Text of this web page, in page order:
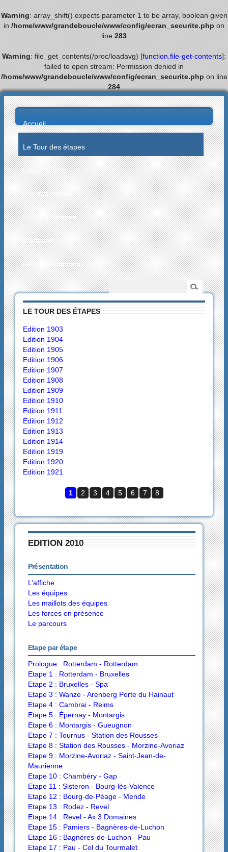
Warning: array_shift() expects parameter 1 to be array, boolean given
in /home/www/grandeboucle/www/config/ecran_securite.php on
line 283
Warning: file_get_contents(/proc/loadavg) [function.file-get-contents]:
failed to open stream: Permission denied in
/home/www/grandeboucle/www/config/ecran_securite.php on line
284
Accueil
Le Tour des étapes
Les palmarès
Les statistiques
Les villes étapes
L’actualité
Les collectionneurs
LE TOUR DES ÉTAPES
Edition 1903
Edition 1904
Edition 1905
Edition 1906
Edition 1907
Edition 1908
Edition 1909
Edition 1910
Edition 1911
Edition 1912
Edition 1913
Edition 1914
Edition 1919
Edition 1920
Edition 1921
1 2 3 4 5 6 7 8
EDITION 2010
Présentation
L’affiche
Les équipes
Les maillots des équipes
Les forces en présence
Le parcours
Etape par étape
Prologue : Rotterdam - Rotterdam
Etape 1 : Rotterdam - Bruxelles
Etape 2 : Bruxelles - Spa
Etape 3 : Wanze - Arenberg Porte du Hainaut
Etape 4 : Cambrai - Reims
Etape 5 : Épernay - Montargis
Etape 6 : Montargis - Gueugnon
Etape 7 : Tournus - Station des Rousses
Etape 8 : Station des Rousses - Morzine-Avoriaz
Etape 9 : Morzine-Avoriaz - Saint-Jean-de-
Maurienne
Etape 10 : Chambéry - Gap
Etape 11 : Sisteron - Bourg-lès-Valence
Etape 12 : Bourg-de-Péage - Mende
Etape 13 : Rodez - Revel
Etape 14 : Revel - Ax 3 Domaines
Etape 15 : Pamiers - Bagnères-de-Luchon
Etape 16 : Bagnères-de-Luchon - Pau
Etape 17 : Pau - Col du Tourmalet